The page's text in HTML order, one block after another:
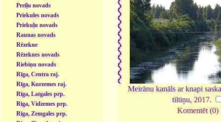
Preiļu novads
Priekules novads
Priekuļu novads
Raunas novads
Rēzekne
Rēzeknes novads
Riebiņu novads
Rīga, Centra raj.
Rīga, Kurzemes raj.
Rīga, Latgales prp.
Rīga, Vidzemes prp.
Rīga, Zemgales prp.
Meirānu kanāls ar knapi
tiltiņu, 2017.
Komentēt (0)